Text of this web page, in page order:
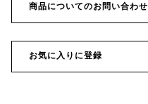
商品についてのお問い合わせ
お気に入りに登録